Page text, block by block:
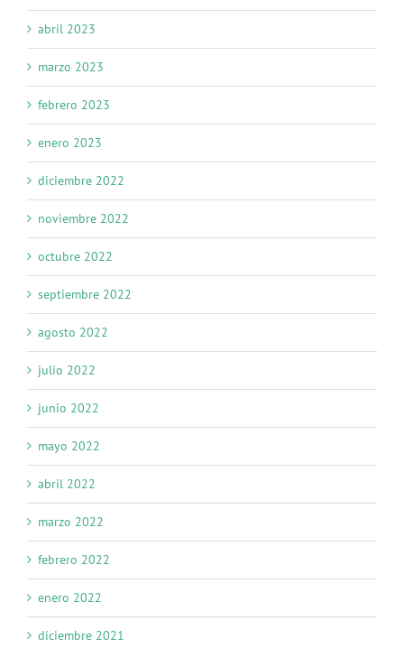
abril 2023
marzo 2023
febrero 2023
enero 2023
diciembre 2022
noviembre 2022
octubre 2022
septiembre 2022
agosto 2022
julio 2022
junio 2022
mayo 2022
abril 2022
marzo 2022
febrero 2022
enero 2022
diciembre 2021